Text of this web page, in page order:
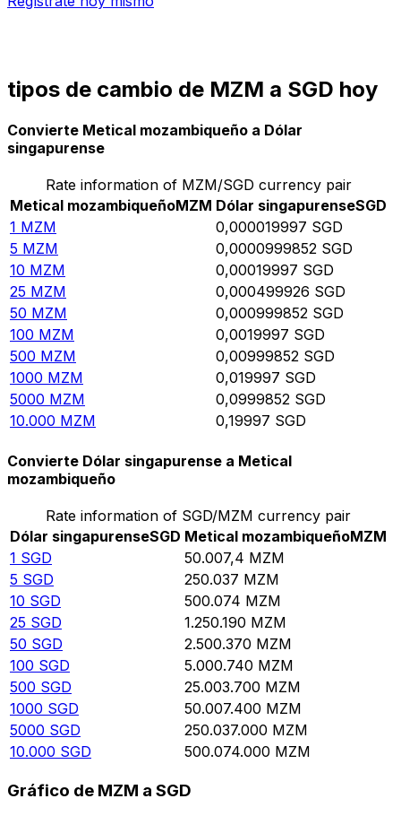
tipos de cambio de MZM a SGD hoy
Convierte Metical mozambiqueño a Dólar
singapurense
Rate information of MZM/SGD currency pair
Metical mozambiqueñoMZM Dólar singapurenseSGD
1 MZM 0,000019997 SGD
5 MZM 0,0000999852 SGD
10 MZM 0,00019997 SGD
25 MZM 0,000499926 SGD
50 MZM 0,000999852 SGD
100 MZM 0,0019997 SGD
500 MZM 0,00999852 SGD
1000 MZM 0,019997 SGD
5000 MZM 0,0999852 SGD
10.000 MZM 0,19997 SGD
Convierte Dólar singapurense a Metical
mozambiqueño
Rate information of SGD/MZM currency pair
Dólar singapurenseSGD Metical mozambiqueñoMZM
1 SGD 50.007,4 MZM
5 SGD 250.037 MZM
10 SGD 500.074 MZM
25 SGD 1.250.190 MZM
50 SGD 2.500.370 MZM
100 SGD 5.000.740 MZM
500 SGD 25.003.700 MZM
1000 SGD 50.007.400 MZM
5000 SGD 250.037.000 MZM
10.000 SGD 500.074.000 MZM
Gráfico de MZM a SGD